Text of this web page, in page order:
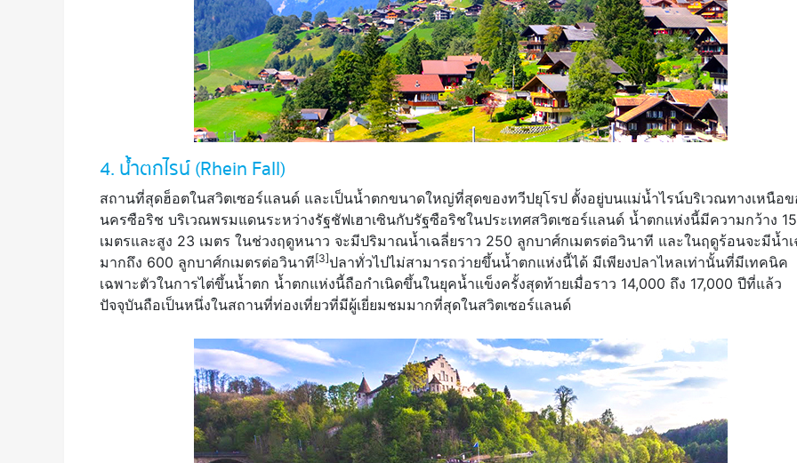
4. น้ำตกไรน์ (Rhein Fall)
สถานที่สุดฮ็อตในสวิตเซอร์แลนด์ และเป็นน้ำตกขนาดใหญ่ที่สุดของทวีปยุโรป ตั้งอยู่บนแม่น้ำไรน์บริเวณทางเหนือข
นครซือริช บริเวณพรมแดนระหว่างรัฐชัฟเฮาเซินกับรัฐซือริชในประเทศสวิตเซอร์แลนด์ น้ำตกแห่งนี้มีความกว้าง
เมตรและสูง 23 เมตร ในช่วงฤดูหนาว จะมีปริมาณน้ำเฉลี่ยราว 250 ลูกบาศ์กเมตรต่อวินาที และในฤดูร้อนจะมีน้ำ
มากถึง 600 ลูกบาศ์กเมตรต่อวินาที[3]ปลาทั่วไปไม่สามารถว่ายขึ้นน้ำตกแห่งนี้ได้ มีเพียงปลาไหลเท่านั้นที่มีเทคนิค
เฉพาะตัวในการไต่ขึ้นน้ำตก น้ำตกแห่งนี้ถือกำเนิดขึ้นในยุคน้ำแข็งครั้งสุดท้ายเมื่อราว 14,000 ถึง 17,000 ปีที่แล้ว
ปัจจุบันถือเป็นหนึ่งในสถานที่ท่องเที่ยวที่มีผู้เยี่ยมชมมากที่สุดในสวิตเซอร์แลนด์